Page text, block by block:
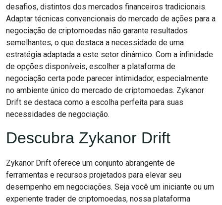
desafios, distintos dos mercados financeiros tradicionais.
Adaptar técnicas convencionais do mercado de ações para a
negociação de criptomoedas não garante resultados
semelhantes, o que destaca a necessidade de uma
estratégia adaptada a este setor dinâmico. Com a infinidade
de opções disponíveis, escolher a plataforma de
negociação certa pode parecer intimidador, especialmente
no ambiente único do mercado de criptomoedas. Zykanor
Drift se destaca como a escolha perfeita para suas
necessidades de negociação.
Descubra Zykanor Drift
Zykanor Drift oferece um conjunto abrangente de
ferramentas e recursos projetados para elevar seu
desempenho em negociações. Seja você um iniciante ou um
experiente trader de criptomoedas, nossa plataforma